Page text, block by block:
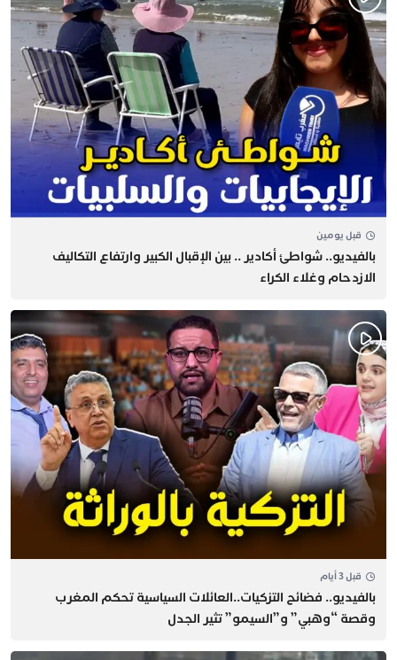
قبل يومين
بالفيديو.. شواطئ أكادير .. بين الإقبال الكبير وارتفاع التكاليف
الازدحام وغلاء الكراء
قبل 3 أيام
بالفيديو.. فضائح التزكيات..العائلات السياسية تحكم المغرب
وقصة “وهبي” و”السيمو” تثير الجدل